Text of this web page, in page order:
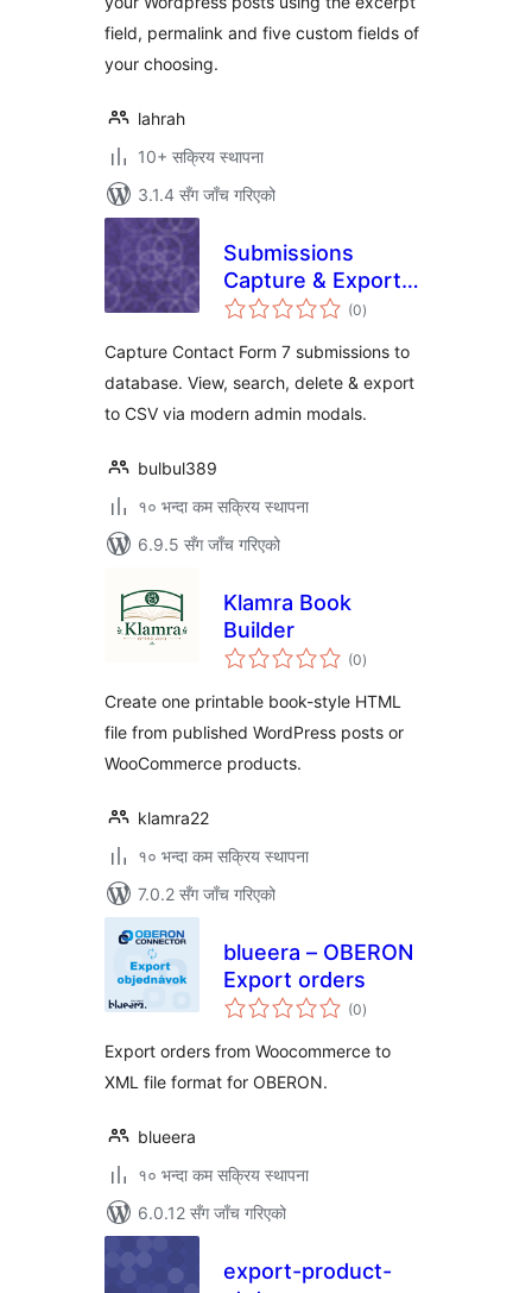
field, permalink and five custom fields of
your choosing.
lahrah
10+ सक्रिय स्थापना
3.1.4 सँग जाँच गरिएको
Submissions
Capture & Exporter
for Contact Form 7
(0कुल
रेटिङ्गहरू
)
Capture Contact Form 7 submissions to
database. View, search, delete & export
to CSV via modern admin modals.
bulbul389
१० भन्दा कम सक्रिय स्थापना
6.9.5 सँग जाँच गरिएको
Klamra Book
Builder
(0कुल
रेटिङ्गहरू
)
Create one printable book-style HTML
file from published WordPress posts or
WooCommerce products.
klamra22
१० भन्दा कम सक्रिय स्थापना
7.0.2 सँग जाँच गरिएको
blueera – OBERON
Export orders
(0कुल
रेटिङ्गहरू
)
Export orders from Woocommerce to
XML file format for OBERON.
blueera
१० भन्दा कम सक्रिय स्थापना
6.0.12 सँग जाँच गरिएको
export-product-